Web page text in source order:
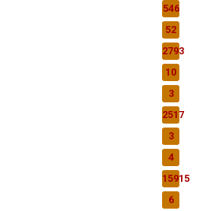
546
52
2793
10
3
2517
3
4
15915
6